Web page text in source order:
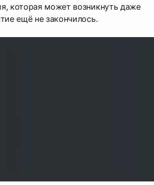
которая может возникнуть даже
ещё не закончилось.